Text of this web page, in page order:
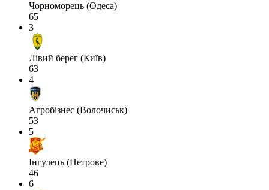
Чорноморець (Одеса)
65
3
Лівий берег (Київ)
63
4
Агробізнес (Волочиськ)
53
5
Інгулець (Петрове)
46
6